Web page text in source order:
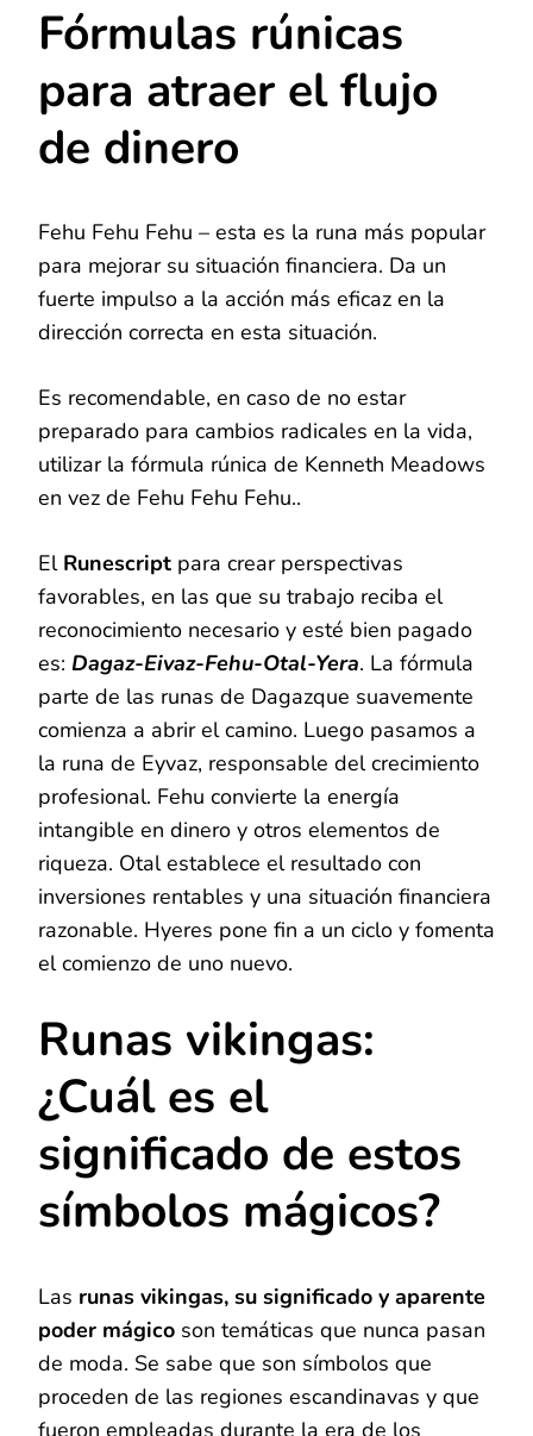
Fórmulas rúnicas
para atraer el flujo
de dinero
Fehu Fehu Fehu – esta es la runa más popular
para mejorar su situación financiera. Da un
fuerte impulso a la acción más eficaz en la
dirección correcta en esta situación.
Es recomendable, en caso de no estar
preparado para cambios radicales en la vida,
utilizar la fórmula rúnica de Kenneth Meadows
en vez de Fehu Fehu Fehu..
El Runescript para crear perspectivas
favorables, en las que su trabajo reciba el
reconocimiento necesario y esté bien pagado
es: Dagaz-Eivaz-Fehu-Otal-Yera. La fórmula
parte de las runas de Dagazque suavemente
comienza a abrir el camino. Luego pasamos a
la runa de Eyvaz, responsable del crecimiento
profesional. Fehu convierte la energía
intangible en dinero y otros elementos de
riqueza. Otal establece el resultado con
inversiones rentables y una situación financiera
razonable. Hyeres pone fin a un ciclo y fomenta
el comienzo de uno nuevo.
Runas vikingas:
¿Cuál es el
significado de estos
símbolos mágicos?
Las runas vikingas, su significado y aparente
poder mágico son temáticas que nunca pasan
de moda. Se sabe que son símbolos que
proceden de las regiones escandinavas y que
fueron empleadas durante la era de los